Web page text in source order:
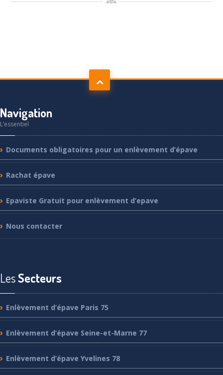
Navigation
L’essentiel
Documents obligatoires pour un enlèvement d’épave
Rachat épave
Epaviste Gratuit pour enlèvement d’epave
Nous contacter
LesSecteurs
Enlèvement d’épave Paris 75
Enlèvement d’épave Seine-et-Marne 77
Enlèvement d’épave Yvelines 78